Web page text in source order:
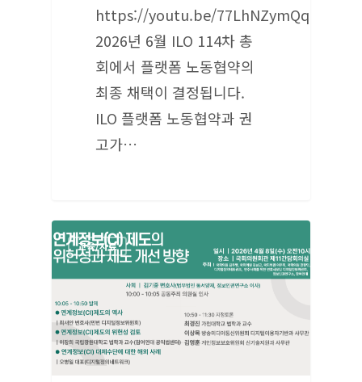
https://youtu.be/77LhNZymQq8
2026년 6월 ILO 114차 총
회에서 플랫폼 노동협약의
최종 채택이 결정됩니다.
ILO 플랫폼 노동협약과 권
고가…
교육/자료